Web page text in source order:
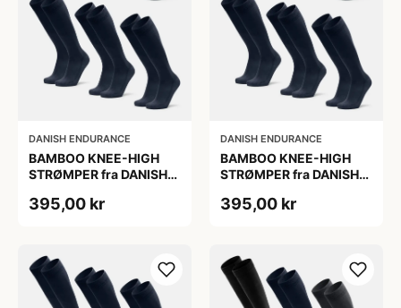
DANISH ENDURANCE
BAMBOO KNEE-HIGH
STRØMPER fra DANISH
6-Pak, Knæhøj, Bambus,
OEKO-TEX® STANDARD
100 cert.
395,00 kr
DANISH ENDURANCE
BAMBOO KNEE-HIGH
STRØMPER fra DANISH
6-Pak, Knæhøj, Bambus,
OEKO-TEX® STANDARD
100 cert.
395,00 kr